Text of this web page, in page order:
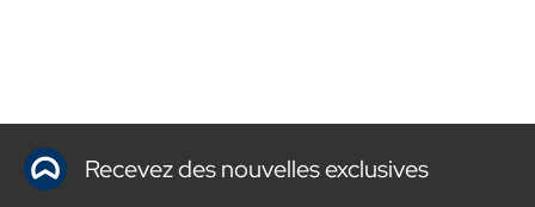
Recevez des nouvelles exclusives